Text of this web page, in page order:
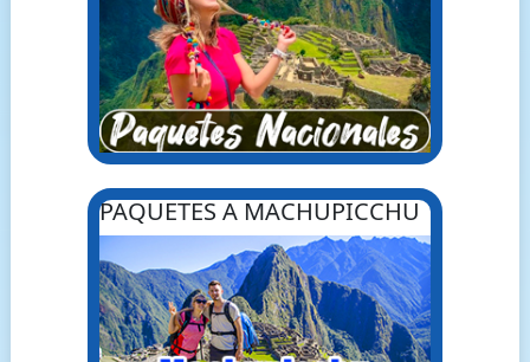
PAQUETES A MACHUPICCHU